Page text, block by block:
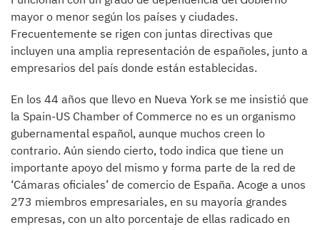
mayor o menor según los países y ciudades.
Frecuentemente se rigen con juntas directivas que
incluyen una amplia representación de españoles, junto a
empresarios del país donde están establecidas.
En los 44 años que llevo en Nueva York se me insistió que
la Spain-US Chamber of Commerce no es un organismo
gubernamental español, aunque muchos creen lo
contrario. Aún siendo cierto, todo indica que tiene un
importante apoyo del mismo y forma parte de la red de
‘Cámaras oficiales’ de comercio de España. Acoge a unos
273 miembros empresariales, en su mayoría grandes
empresas, con un alto porcentaje de ellas radicado en